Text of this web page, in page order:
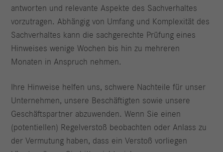
antworten und relevante Aspekte des Sachverhaltes
vorzutragen. Abhängig von Umfang und Komplexität des
Sachverhaltes kann die sachgerechte Prüfung eines
Hinweises wenige Wochen bis hin zu mehreren
Monaten in Anspruch nehmen.
Ihre Hinweise helfen uns, schwere Nachteile für unser
Unternehmen, unsere Beschäftigten sowie unsere
Geschäftspartner abzuwenden. Wenn Sie einen
(potentiellen) Regelverstoß beobachten oder Anlass zu
der Vermutung haben, dass ein Verstoß vorliegen